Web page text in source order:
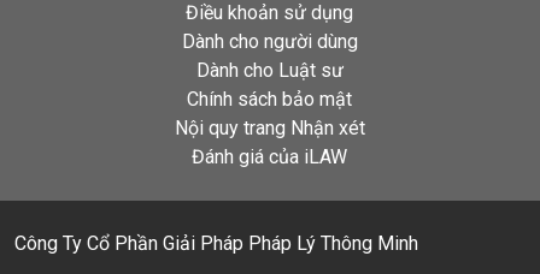
Điều khoản sử dụng
Dành cho người dùng
Dành cho Luật sư
Chính sách bảo mật
Nội quy trang Nhận xét
Đánh giá của iLAW
Công Ty Cổ Phần Giải Pháp Pháp Lý Thông Minh